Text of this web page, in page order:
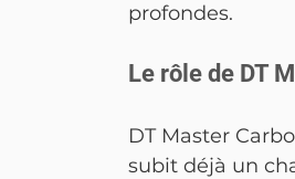
profondes.
Le rôle de DT
DT Master
subit déjà un